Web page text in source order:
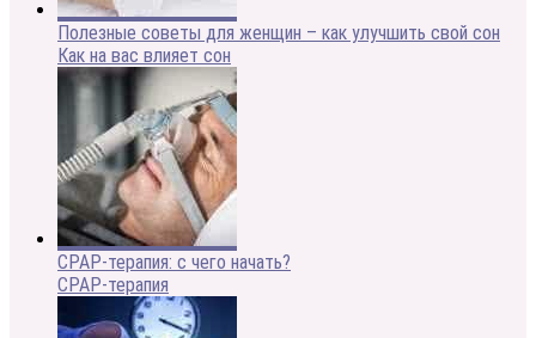
Полезные советы для женщин – как улучшить свой сон
Как на вас влияет сон
CPAP-терапия: с чего начать?
CPAP-терапия